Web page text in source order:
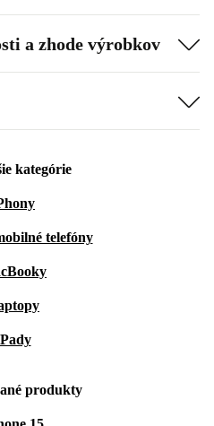
a zhode výrobkov
kategórie
telefóny
produkty